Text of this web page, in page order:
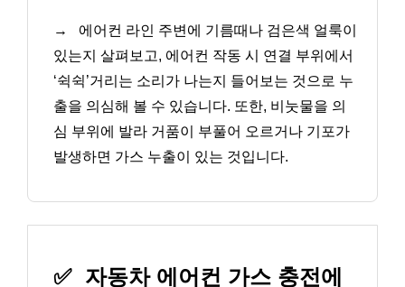
→
에어컨 라인 주변에 기름때나 검은색 얼룩이
있는지 살펴보고, 에어컨 작동 시 연결 부위에서
‘쉭쉭’거리는 소리가 나는지 들어보는 것으로 누
출을 의심해 볼 수 있습니다. 또한, 비눗물을 의
심 부위에 발라 거품이 부풀어 오르거나 기포가
발생하면 가스 누출이 있는 것입니다.
✅ 자동차 에어컨 가스 충전에